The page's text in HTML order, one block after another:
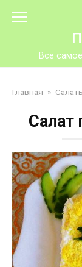
Все
Главная »
Салат